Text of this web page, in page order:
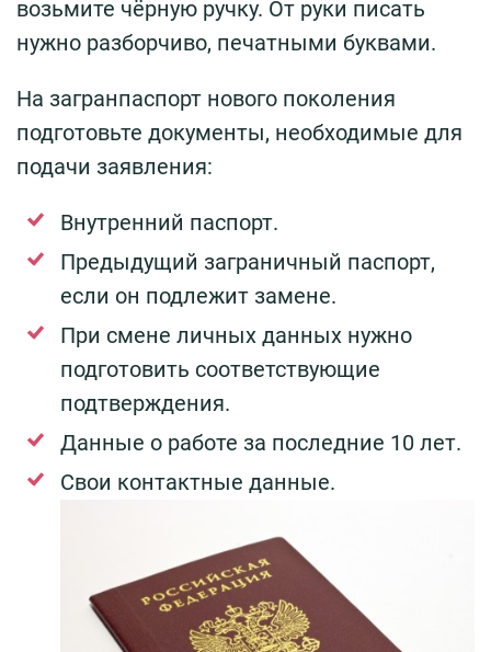
возьмите чёрную ручку. От руки писать
нужно разборчиво, печатными буквами.
На загранпаспорт нового поколения
подготовьте документы, необходимые для
подачи заявления:
Внутренний паспорт.
Предыдущий заграничный паспорт,
если он подлежит замене.
При смене личных данных нужно
подготовить соответствующие
подтверждения.
Данные о работе за последние 10 лет.
Свои контактные данные.